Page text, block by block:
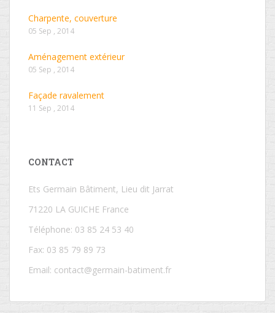
Charpente, couverture
05 Sep , 2014
Aménagement extérieur
05 Sep , 2014
Façade ravalement
11 Sep , 2014
CONTACT
Ets Germain Bâtiment, Lieu dit Jarrat
71220 LA GUICHE France
Téléphone: 03 85 24 53 40
Fax: 03 85 79 89 73
Email: contact@germain-batiment.fr